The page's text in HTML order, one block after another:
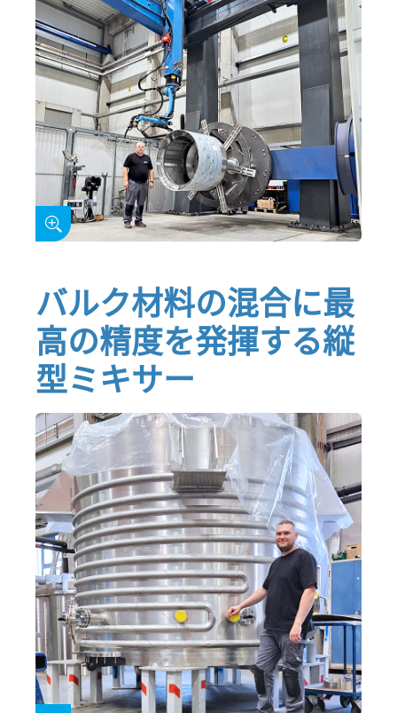
バルク材料の混合に最
高の精度を発揮する縦
型ミキサー